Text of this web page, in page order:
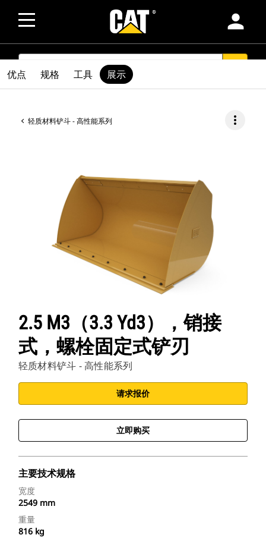
person
SEARCH
轻质材料铲斗 - 高性能系列 more_vert
2.5 M3（3.3 Yd3），销接
式，螺栓固定式铲刃
轻质材料铲斗 - 高性能系列
请求报价
立即购买
主要技术规格
宽度
2549 mm
重量
816 kg
优点 规格 工具 展示